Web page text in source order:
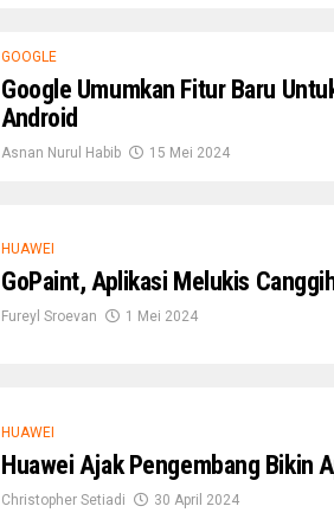
GOOGLE
Google Umumkan Fitur Baru
Android
Asnan Nurul Habib 15 Mei 2024
HUAWEI
GoPaint, Aplikasi Melukis
Fureyl Sroevan 1 Mei 2024
HUAWEI
Huawei Ajak Pengembang Bikin
Christopher Setiadi 30 April 2024